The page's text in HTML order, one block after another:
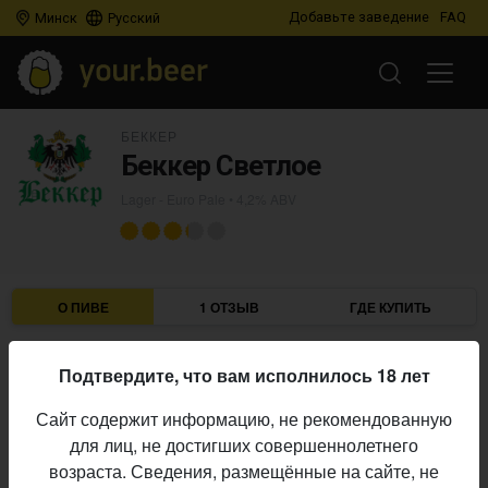
Минск Русский Добавьте заведение FAQ
Беккер Светлое
О ПИВЕ 1 ОТЗЫВ ГДЕ КУПИТЬ
Пивоварня:
Плотность:
12,0%
Алкоголь:
4,2%
Начало
Подтвердите, что вам исполнилось 18 лет
Сайт содержит информацию, не рекомендованную
для лиц, не достигших совершеннолетнего
возраста. Сведения, размещённые на сайте, не